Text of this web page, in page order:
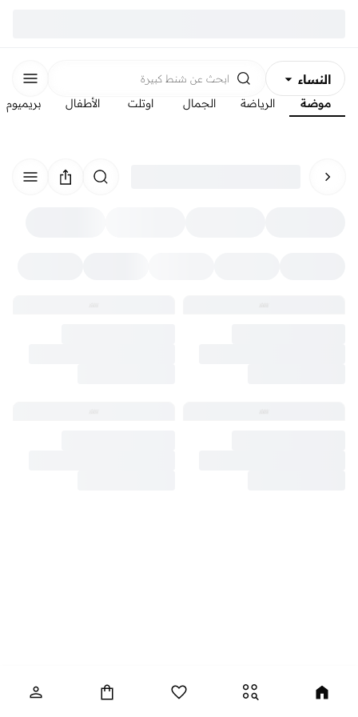
النساء
الرجال
ابحث عن شنط كبيرة
موضة الرياضة الجمال اوتلت الأطفال بريميوم